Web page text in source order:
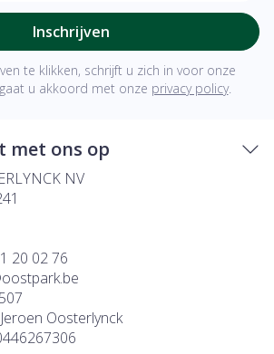
Inschrijven
te klikken, schrijft u zich in voor onze
u akkoord met onze privacy policy.
met ons op
NV
20 02 76
oostpark.be
Jeroen Oosterlynck